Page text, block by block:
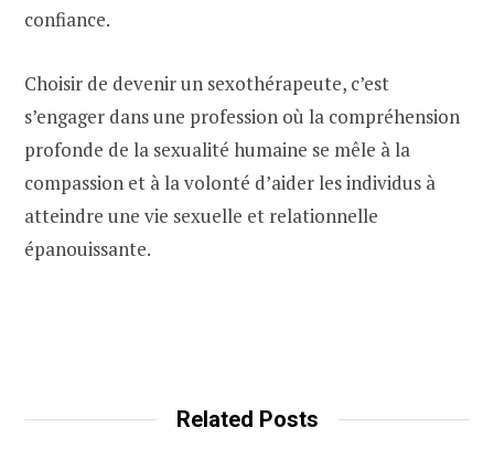
confiance.
Choisir de devenir un sexothérapeute, c’est
s’engager dans une profession où la compréhension
profonde de la sexualité humaine se mêle à la
compassion et à la volonté d’aider les individus à
atteindre une vie sexuelle et relationnelle
épanouissante.
Related Posts